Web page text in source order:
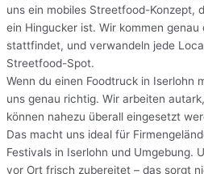
uns ein mobiles Streetfood-Konzept,
ein Hingucker ist. Wir kommen
stattfindet, und verwandeln jede
Streetfood-Spot.
Wenn du einen Foodtruck in Iserlohn
uns genau richtig. Wir arbeiten
können nahezu überall eingesetzt
Das macht uns ideal für
Festivals in Iserlohn und Umgebung.
vor Ort frisch zubereitet – das sorgt